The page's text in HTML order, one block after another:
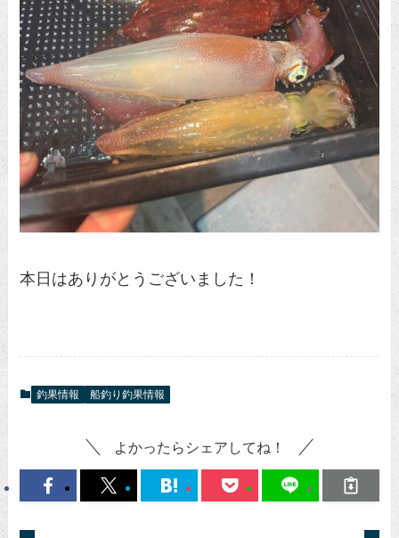
本日はありがとうございました！
釣果情報 船釣り釣果情報
よかったらシェアしてね！